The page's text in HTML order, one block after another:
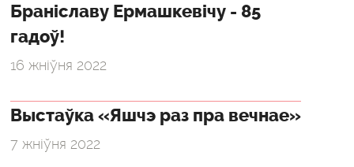
Браніславу Ермашкевічу - 85
гадоў!
16 жніўня 2022
Выстаўка «Яшчэ раз пра вечнае»
7 жніўня 2022